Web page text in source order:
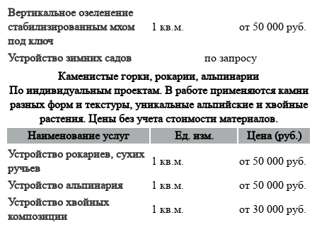
Вертикальное озеленение
стабилизированным мхом
под ключ
1 кв.м. от 50 000 руб.
Устройство зимних садов
по запросу
Каменистые горки, рокарии, альпинарии
По индивидуальным проектам. В работе применяются камни
разных форм и текстуры, уникальные альпийские и хвойные
растения. Цены без учета стоимости материалов.
Наименование услуг
Ед. изм.
Цена (руб.)
Устройство рокариев, сухих
ручьев
1 кв.м.
от 50 000 руб.
Устройство альпинария
1 кв.м.
от 50 000 руб.
Устройство хвойных
композиции
1 кв.м.
от 30 000 руб.